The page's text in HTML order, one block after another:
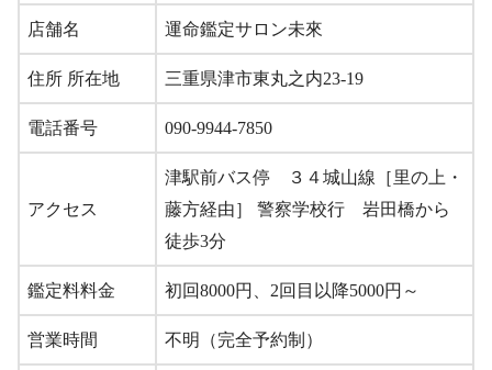
店舗名 運命鑑定サロン未來
住所 所在地 三重県津市東丸之内23-19
電話番号 090-9944-7850
アクセス
津駅前バス停 ３４城山線［里の上・
藤方経由］ 警察学校行 岩田橋から
徒歩3分
鑑定料料金 初回8000円、2回目以降5000円～
営業時間 不明（完全予約制）